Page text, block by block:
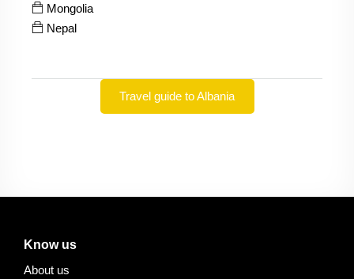
Mongolia
Nepal
Travel guide to Albania
Know us
About us